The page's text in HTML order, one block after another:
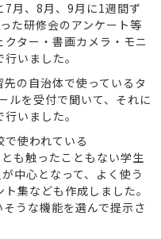
7月、8月、9月に1週間ず
た研修会のアンケート等
ター・書画カメラ・モニ
いました。
の自治体で使っているタ
ルを受付で聞いて、それに
いました。
使われている
も触ったこともない学生
中心となって、よく使う
集なども作成しました。
うな機能を選んで提示さ